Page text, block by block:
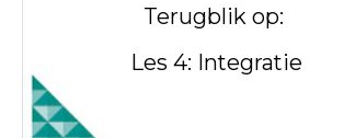
Terugblik op:
Les 4: Integratie